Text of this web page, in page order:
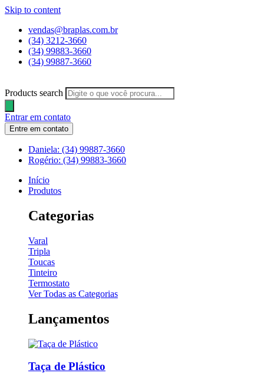
Skip to content
vendas@braplas.com.br
(34) 3212-3660
(34) 99883-3660
(34) 99887-3660
Products search
Entrar em contato
Entre em contato
Daniela: (34) 99887-3660
Rogério: (34) 99883-3660
Início
Produtos
Categorias
Varal
Tripla
Toucas
Tinteiro
Termostato
Ver Todas as Categorias
Lançamentos
Taça de Plástico